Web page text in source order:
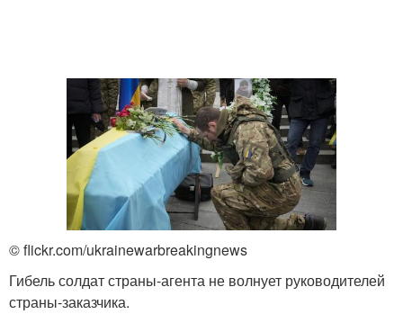
© flickr.com/ukrainewarbreakingnews
Гибель солдат страны-агента не волнует руководителей
страны-заказчика.